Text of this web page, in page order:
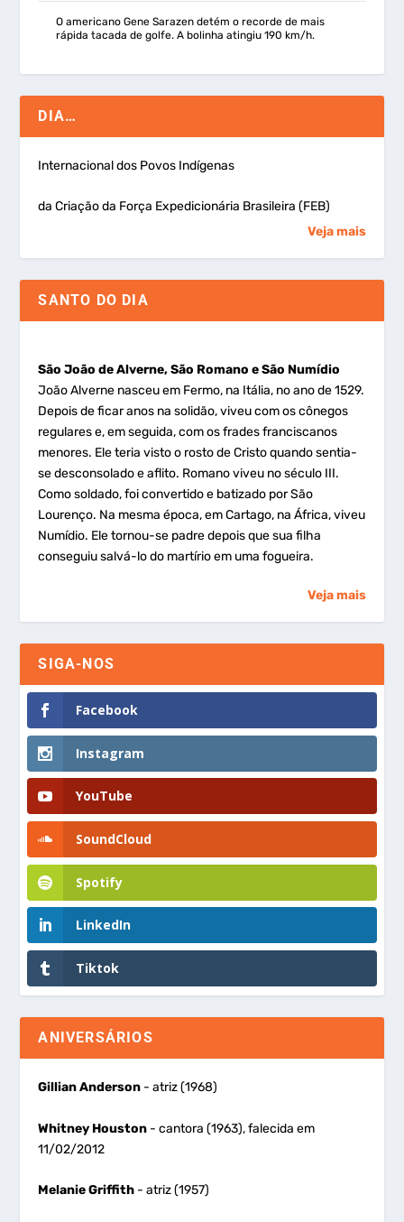
O americano Gene Sarazen detém o recorde de mais
rápida tacada de golfe. A bolinha atingiu 190 km/h.
DIA…
Internacional dos Povos Indígenas
da Criação da Força Expedicionária Brasileira (FEB)
Veja mais
SANTO DO DIA
São João de Alverne, São Romano e São Numídio
João Alverne nasceu em Fermo, na Itália, no ano de 1529.
Depois de ficar anos na solidão, viveu com os cônegos
regulares e, em seguida, com os frades franciscanos
menores. Ele teria visto o rosto de Cristo quando sentia-
se desconsolado e aflito. Romano viveu no século III.
Como soldado, foi convertido e batizado por São
Lourenço. Na mesma época, em Cartago, na África, viveu
Numídio. Ele tornou-se padre depois que sua filha
conseguiu salvá-lo do martírio em uma fogueira.
Veja mais
SIGA-NOS
Facebook
Instagram
YouTube
SoundCloud
Spotify
LinkedIn
Tiktok
ANIVERSÁRIOS
Gillian Anderson - atriz (1968)
Whitney Houston - cantora (1963), falecida em
11/02/2012
Melanie Griffith - atriz (1957)